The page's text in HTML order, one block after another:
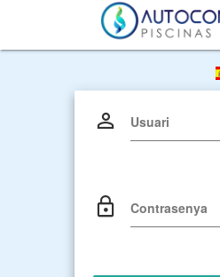
Usuari
Contrasenya